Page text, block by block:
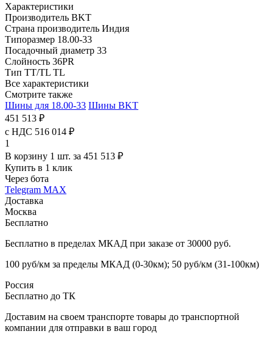
Характеристики
Производитель BKT
Страна производитель Индия
Типоразмер 18.00-33
Посадочный диаметр 33
Слойность 36PR
Тип TT/TL TL
Все характеристики
Смотрите также
Шины для 18.00-33 Шины BKT
451 513 ₽
с НДС 516 014 ₽
1
В корзину 1 шт. за 451 513 ₽
Купить в 1 клик
Через бота
Telegram MAX
Доставка
Москва
Бесплатно
Бесплатно в пределах МКАД при заказе от 30000 руб.
100 руб/км за пределы МКАД (0-30км); 50 руб/км (31-100км)
Россия
Бесплатно до ТК
Доставим на своем транспорте товары до транспортной
компании для отправки в ваш город